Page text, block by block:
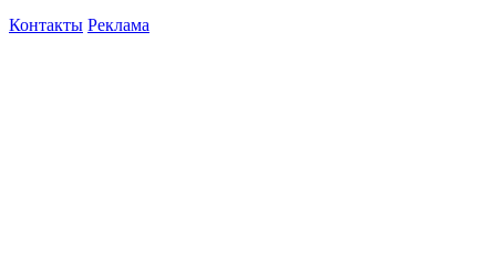
Контакты Реклама